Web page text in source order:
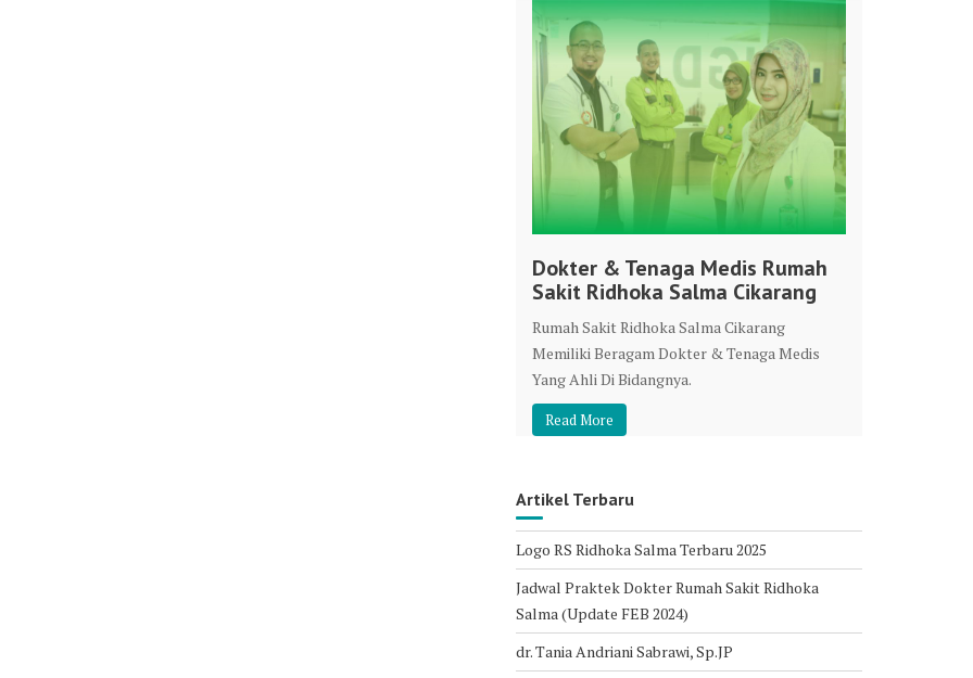
Dokter & Tenaga Medis Rumah
Sakit Ridhoka Salma Cikarang
Rumah Sakit Ridhoka Salma Cikarang
Memiliki Beragam Dokter & Tenaga Medis
Yang Ahli Di Bidangnya.
Read More
Artikel Terbaru
Logo RS Ridhoka Salma Terbaru 2025
Jadwal Praktek Dokter Rumah Sakit Ridhoka
Salma (Update FEB 2024)
dr. Tania Andriani Sabrawi, Sp.JP